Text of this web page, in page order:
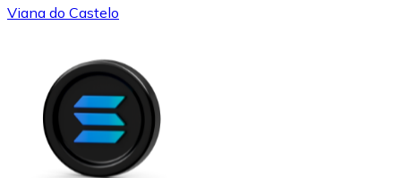
Viana do Castelo